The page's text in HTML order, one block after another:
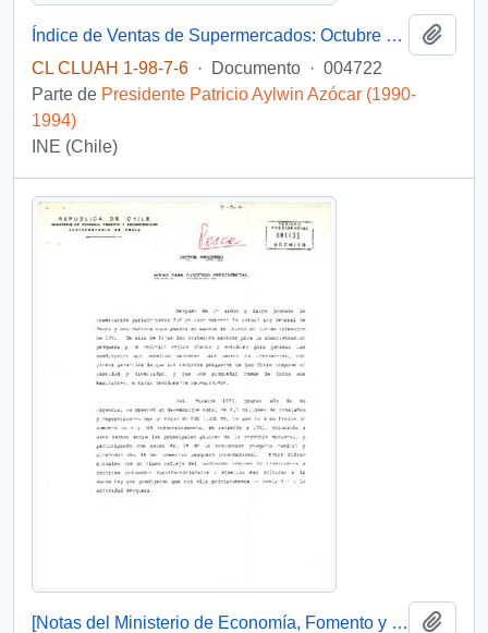
Índice de Ventas de Supermercados: Octubre 1990
CL CLUAH 1-98-7-6 · Documento · 004722
Parte de Presidente Patricio Aylwin Azócar (1990-
1994)
INE (Chile)
[Notas del Ministerio de Economía, Fomento y Reconstrucción para discurso presidencial]